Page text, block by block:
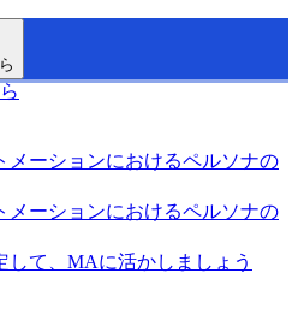
メーションにおけるペルソナの
メーションにおけるペルソナの
して、MAに活かしましょう